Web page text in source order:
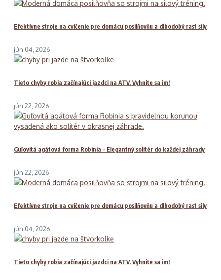
Efektívne stroje na cvičenie pre domácu posilňovňu a dlhodobý rast sily
jún 04, 2026
Tieto chyby robia začínajúci jazdci na ATV. Vyhnite sa im!
jún 22, 2026
Guľovitá agátová forma Robinia – Elegantný solitér do každej záhrady
jún 22, 2026
Efektívne stroje na cvičenie pre domácu posilňovňu a dlhodobý rast sily
jún 04, 2026
Tieto chyby robia začínajúci jazdci na ATV. Vyhnite sa im!